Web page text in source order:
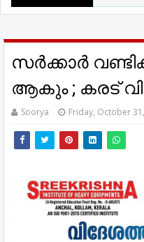
സർക്കാർ
ആകും ; കരട്‌
Soorya Friday, October